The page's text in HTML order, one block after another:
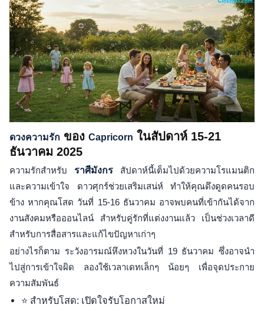
ดวงความรัก ของ Capricorn ในสัปดาห์ 15-21
ธันวาคม 2025
ความรักสำหรับ ราศีมังกร สัปดาห์นี้เต็มไปด้วยความโรแมนติก
และความเข้าใจ ดาวศุกร์ช่วยเสริมเสน่ห์ ทำให้คุณดึงดูดคนรอบ
ข้าง หากคุณโสด วันที่ 15-16 ธันวาคม อาจพบคนที่เข้ากันได้จาก
งานสังคมหรือออนไลน์ สำหรับคู่รักที่แต่งงานแล้ว เป็นช่วงเวลาดี
สำหรับการสื่อสารและแก้ไขปัญหาเก่าๆ
อย่างไรก็ตาม ระวังอารมณ์หึงหวงในวันที่ 19 ธันวาคม ซึ่งอาจนำ
ไปสู่การเข้าใจผิด ลองใช้เวลาเดทเล็กๆ น้อยๆ เพื่อจุดประกาย
ความสัมพันธ์
⭐ สำหรับโสด: เปิดใจรับโอกาสใหม่